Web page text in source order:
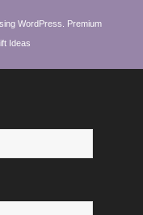
WordPress
Premium
Ideas